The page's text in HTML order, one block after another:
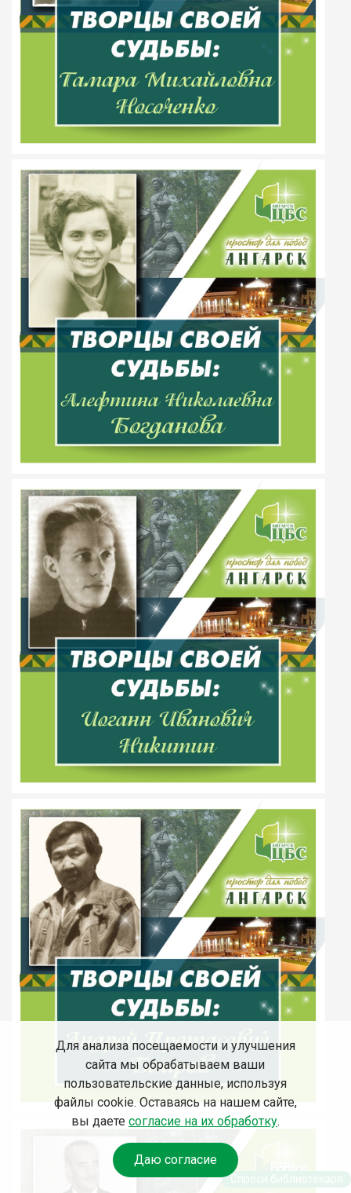
Для анализа посещаемости и улучшения
сайта мы обрабатываем ваши
пользовательские данные, используя
файлы cookie. Оставаясь на нашем сайте,
вы даете согласие на их обработку.
Даю согласие
Спроси библиотекаря